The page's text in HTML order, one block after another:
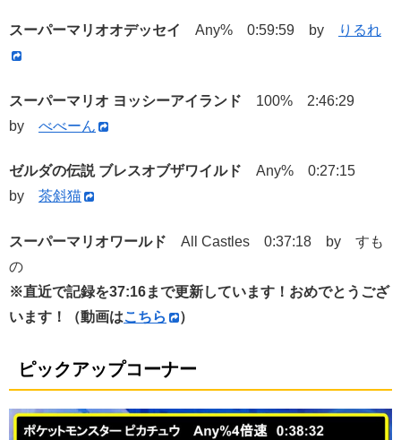
スーパーマリオオデッセイ Any% 0:59:59 by りるれ
スーパーマリオ ヨッシーアイランド 100% 2:46:29
by べべーん
ゼルダの伝説 ブレスオブザワイルド Any% 0:27:15
by 茶斜猫
スーパーマリオワールド All Castles 0:37:18 by すも
の
※直近で記録を37:16まで更新しています！おめでとうござ
います！（動画はこちら ）
ピックアップコーナー